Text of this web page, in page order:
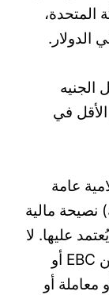
المتحدة،
الدولار.
الجنيه
في
عامة
نصيحة مالية
عليها. لا
يُمثل أي رأي مُقدم في المادة توصية من EBC أو
معاملة أو